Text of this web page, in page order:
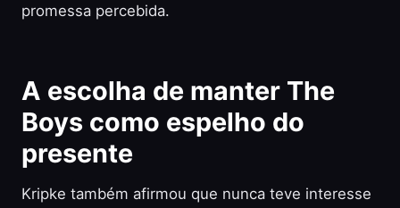
promessa percebida.
A escolha de manter The
Boys como espelho do
presente
Kripke também afirmou que nunca teve interesse